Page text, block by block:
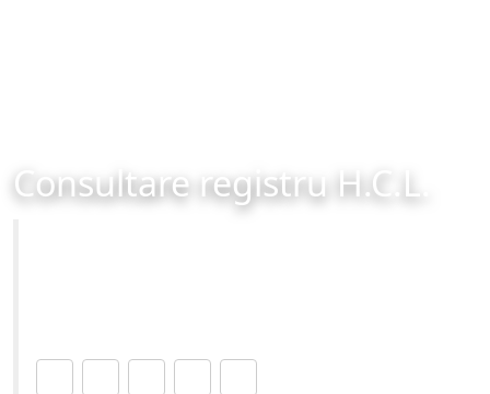
Consultare registru H.C.L.